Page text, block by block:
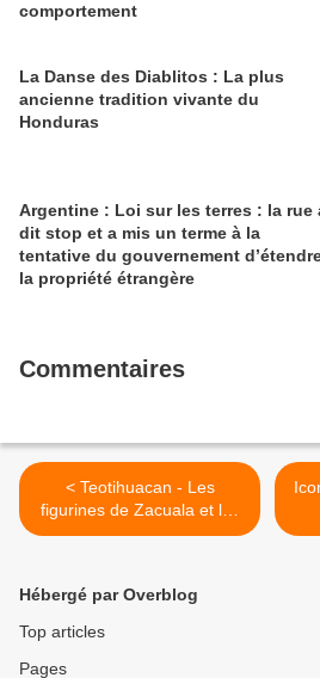
comportement
La Danse des Diablitos : La plus
ancienne tradition vivante du
Honduras
Argentine : Loi sur les terres : la rue
dit stop et a mis un terme à la
tentative du gouvernement
la propriété étrangère
Commentaires
< Teotihuacan - Les
figurines de Zacuala et les
textes Nahuas 1
Hébergé par Overblog
Top articles
Pages